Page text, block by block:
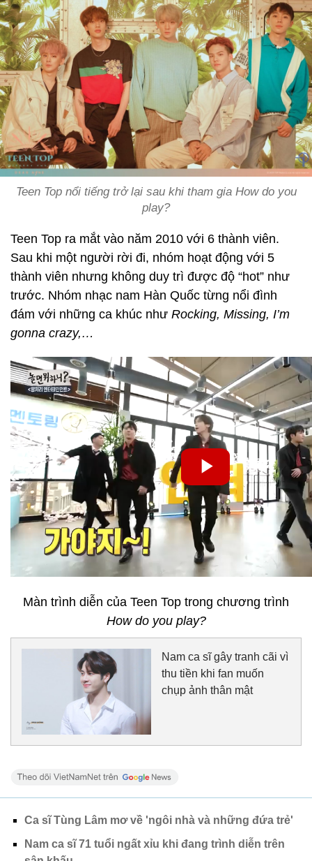
Teen Top nổi tiếng trở lại sau khi tham gia How do you
play?
Teen Top ra mắt vào năm 2010 với 6 thành viên.
Sau khi một người rời đi, nhóm hoạt động với 5
thành viên nhưng không duy trì được độ “hot” như
trước. Nhóm nhạc nam Hàn Quốc từng nổi đình
đám với những ca khúc như Rocking, Missing, I’m
gonna crazy,…
Màn trình diễn của Teen Top trong chương trình
How do you play?
Nam ca sĩ gây tranh cãi vì
thu tiền khi fan muốn
chụp ảnh thân mật
Ca sĩ Tùng Lâm mơ về 'ngôi nhà và những đứa trẻ'
Nam ca sĩ 71 tuổi ngất xỉu khi đang trình diễn trên